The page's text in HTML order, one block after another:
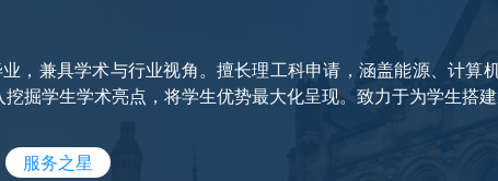
，兼具学术与行业视角。擅长理工科申请，涵盖能源、计算
掘学生学术亮点，将学生优势最大化呈现。致力于为学生搭
服务之星